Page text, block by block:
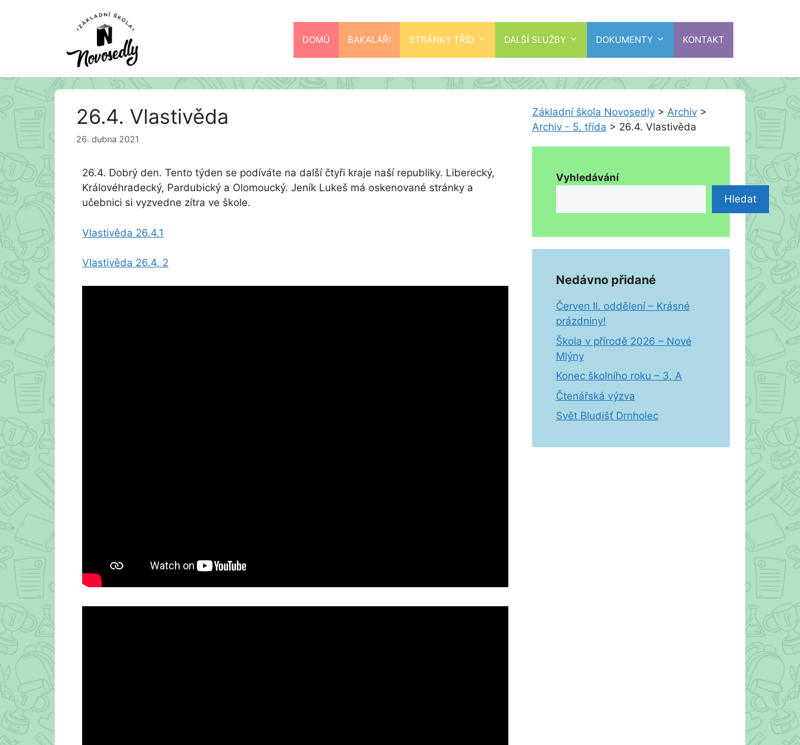
DOMŮ BAKALÁŘI STRÁNKY TŘÍD DALŠÍ SLUŽBY DOKUMENTY KONTAKT
26.4. Vlastivěda
26. dubna 2021
26.4. Dobrý den. Tento týden se podíváte na další čtyři kraje naší republiky. Liberecký,
Královéhradecký, Pardubický a Olomoucký. Jeník Lukeš má oskenované stránky a
učebnici si vyzvedne zítra ve škole.
Vlastivěda 26.4.1
Vlastivěda 26.4. 2
Základní škola Novosedly> Archiv>
Archiv - 5. třída > 26.4. Vlastivěda
Vyhledávání
Hledat
Nedávno přidané
Červen II. oddělení – Krásné
prázdniny!
Škola v přírodě 2026 – Nové
Mlýny
Konec školního roku – 3. A
Čtenářská výzva
Svět Bludišť Drnholec